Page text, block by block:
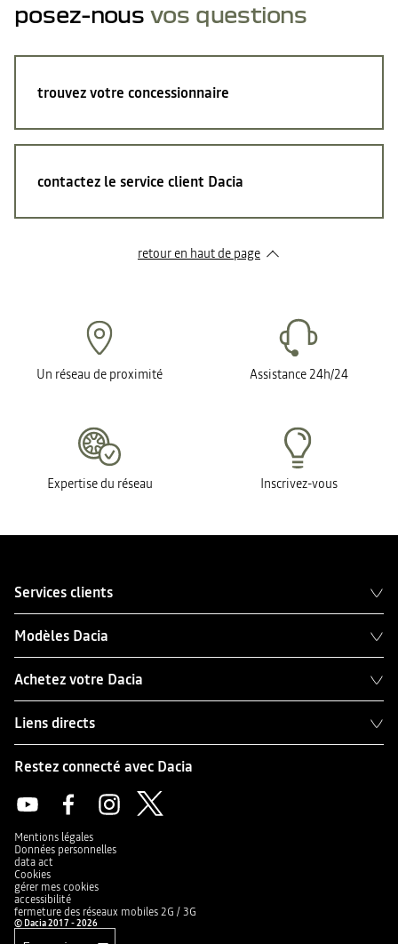
posez-nous vos questions
trouvez votre concessionnaire
contactez le service client Dacia
retour en haut de page​
Un réseau de proximité Assistance 24h/24
Expertise du réseau Inscrivez-vous
Services clients
Modèles Dacia
Achetez votre Dacia
Liens directs
Restez connecté avec Dacia
Mentions légales
Données personnelles
data act
Cookies
gérer mes cookies
accessibilité
fermeture des réseaux mobiles 2G / 3G
© Dacia 2017 - 2026